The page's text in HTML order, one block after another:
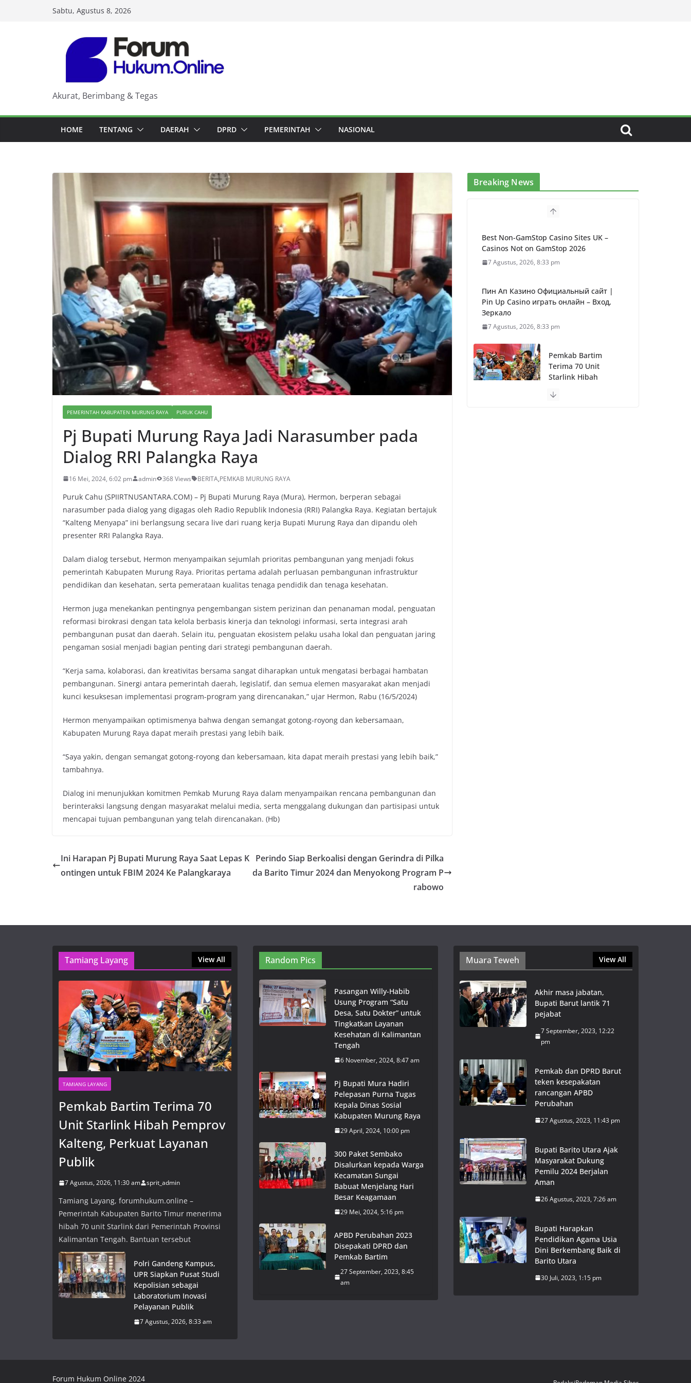
Sabtu, Agustus 8, 2026
Akurat, Berimbang & Tegas
HOME TENTANG DAERAH DPRD PEMERINTAH NASIONAL
PEMERINTAH KABUPATEN MURUNG RAYA PURUK CAHU
Pj Bupati Murung Raya Jadi Narasumber pada
Dialog RRI Palangka Raya
16 Mei, 2024, 6:02 pm admin 368 Views BERITA,PEMKAB MURUNG RAYA
Puruk Cahu (SPIIRTNUSANTARA.COM) – Pj Bupati Murung Raya (Mura), Hermon, berperan sebagai
narasumber pada dialog yang digagas oleh Radio Republik Indonesia (RRI) Palangka Raya. Kegiatan bertajuk
“Kalteng Menyapa” ini berlangsung secara live dari ruang kerja Bupati Murung Raya dan dipandu oleh
presenter RRI Palangka Raya.
Dalam dialog tersebut, Hermon menyampaikan sejumlah prioritas pembangunan yang menjadi fokus
pemerintah Kabupaten Murung Raya. Prioritas pertama adalah perluasan pembangunan infrastruktur
pendidikan dan kesehatan, serta pemerataan kualitas tenaga pendidik dan tenaga kesehatan.
Hermon juga menekankan pentingnya pengembangan sistem perizinan dan penanaman modal, penguatan
reformasi birokrasi dengan tata kelola berbasis kinerja dan teknologi informasi, serta integrasi arah
pembangunan pusat dan daerah. Selain itu, penguatan ekosistem pelaku usaha lokal dan penguatan jaring
pengaman sosial menjadi bagian penting dari strategi pembangunan daerah.
“Kerja sama, kolaborasi, dan kreativitas bersama sangat diharapkan untuk mengatasi berbagai hambatan
pembangunan. Sinergi antara pemerintah daerah, legislatif, dan semua elemen masyarakat akan menjadi
kunci kesuksesan implementasi program-program yang direncanakan,” ujar Hermon, Rabu (16/5/2024)
Hermon menyampaikan optimismenya bahwa dengan semangat gotong-royong dan kebersamaan,
Kabupaten Murung Raya dapat meraih prestasi yang lebih baik.
“Saya yakin, dengan semangat gotong-royong dan kebersamaan, kita dapat meraih prestasi yang lebih baik,”
tambahnya.
Dialog ini menunjukkan komitmen Pemkab Murung Raya dalam menyampaikan rencana pembangunan dan
berinteraksi langsung dengan masyarakat melalui media, serta menggalang dukungan dan partisipasi untuk
mencapai tujuan pembangunan yang telah direncanakan. (Hb)
Ini Harapan Pj Bupati Murung Raya Saat Lepas K
ontingen untuk FBIM 2024 Ke Palangkaraya
Perindo Siap Berkoalisi dengan Gerindra di Pilka
da Barito Timur 2024 dan Menyokong Program P
rabowo
Breaking News
Best Non-GamStop Casino Sites UK –
Casinos Not on GamStop 2026
7 Agustus, 2026, 8:33 pm
Пин Ап Казино Официальный сайт |
Pin Up Casino играть онлайн – Вход,
Зеркало
7 Agustus, 2026, 8:33 pm
Pemkab Bartim
Terima 70 Unit
Starlink Hibah
Perkuat Layanan
Tamiang Layang View All
TAMIANG LAYANG
Pemkab Bartim Terima 70
Unit Starlink Hibah Pemprov
Kalteng, Perkuat Layanan
Publik
7 Agustus, 2026, 11:30 am sprit_admin
Tamiang Layang, forumhukum.online –
Pemerintah Kabupaten Barito Timur menerima
hibah 70 unit Starlink dari Pemerintah Provinsi
Kalimantan Tengah. Bantuan tersebut
Polri Gandeng Kampus,
UPR Siapkan Pusat Studi
Kepolisian sebagai
Laboratorium Inovasi
Pelayanan Publik
7 Agustus, 2026, 8:33 am
Random Pics
Pasangan Willy-Habib
Usung Program “Satu
Desa, Satu Dokter” untuk
Tingkatkan Layanan
Kesehatan di Kalimantan
Tengah
6 November, 2024, 8:47 am
Pj Bupati Mura Hadiri
Pelepasan Purna Tugas
Kepala Dinas Sosial
Kabupaten Murung Raya
29 April, 2024, 10:00 pm
300 Paket Sembako
Disalurkan kepada Warga
Kecamatan Sungai
Babuat Menjelang Hari
Besar Keagamaan
29 Mei, 2024, 5:16 pm
APBD Perubahan 2023
Disepakati DPRD dan
Pemkab Bartim
27 September, 2023, 8:45
am
Muara Teweh View All
Akhir masa jabatan,
Bupati Barut lantik 71
pejabat
7 September, 2023, 12:22
pm
Pemkab dan DPRD Barut
teken kesepakatan
rancangan APBD
Perubahan
27 Agustus, 2023, 11:43 pm
Bupati Barito Utara Ajak
Masyarakat Dukung
Pemilu 2024 Berjalan
Aman
26 Agustus, 2023, 7:26 am
Bupati Harapkan
Pendidikan Agama Usia
Dini Berkembang Baik di
Barito Utara
30 Juli, 2023, 1:15 pm
Forum Hukum Online 2024